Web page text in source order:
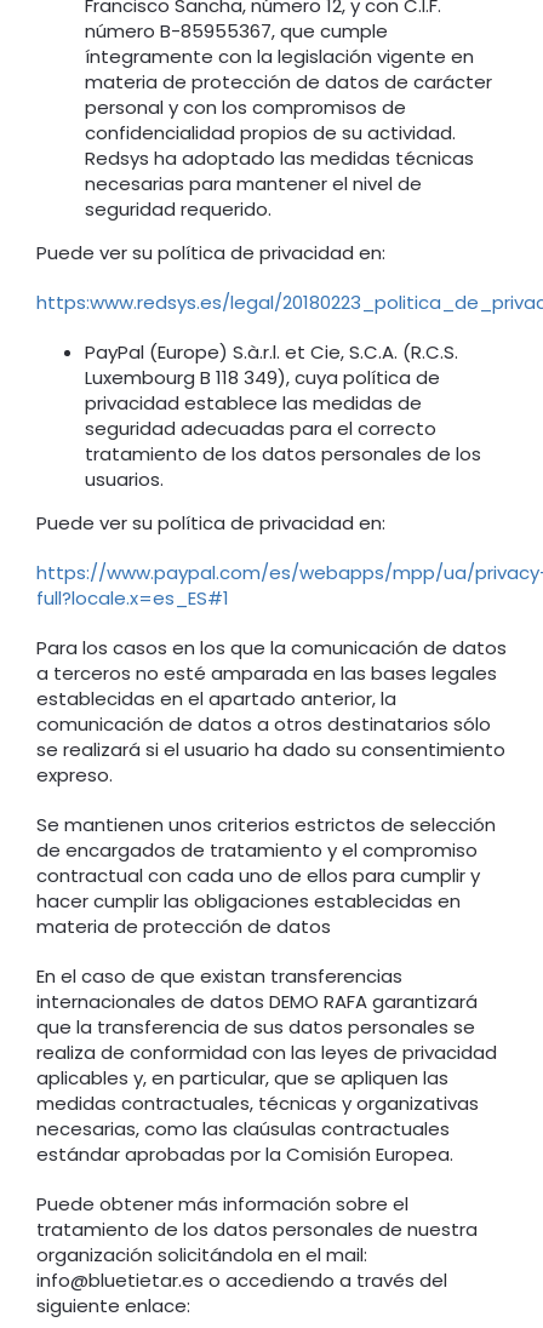
Francisco Sancha, número 12, y con C.I.F.
número B-85955367, que cumple
íntegramente con la legislación vigente en
materia de protección de datos de carácter
personal y con los compromisos de
confidencialidad propios de su actividad.
Redsys ha adoptado las medidas técnicas
necesarias para mantener el nivel de
seguridad requerido.
Puede ver su política de privacidad en:
https:www.redsys.es/legal/
PayPal (Europe) S.à.r.l. et Cie, S.C.A. (R.C.S.
Luxembourg B 118 349), cuya política de
privacidad establece las medidas de
seguridad adecuadas para el correcto
tratamiento de los datos personales de los
usuarios.
Puede ver su política de privacidad en:
https://www.paypal.com/es/webapps/mpp/ua/
full?locale.x=es_ES#1
Para los casos en los que la comunicación de datos
a terceros no esté amparada en las bases legales
establecidas en el apartado anterior, la
comunicación de datos a otros destinatarios sólo
se realizará si el usuario ha dado su consentimiento
expreso.
Se mantienen unos criterios estrictos de selección
de encargados de tratamiento y el compromiso
contractual con cada uno de ellos para cumplir y
hacer cumplir las obligaciones establecidas en
materia de protección de datos
En el caso de que existan transferencias
internacionales de datos DEMO RAFA garantizará
que la transferencia de sus datos personales se
realiza de conformidad con las leyes de privacidad
aplicables y, en particular, que se apliquen las
medidas contractuales, técnicas y organizativas
necesarias, como las claúsulas contractuales
estándar aprobadas por la Comisión Europea.
Puede obtener más información sobre el
tratamiento de los datos personales de nuestra
organización solicitándola en el mail:
info@bluetietar.es o accediendo a través del
siguiente enlace: